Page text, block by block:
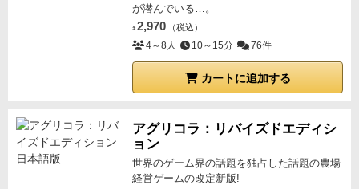
が潜んでいる…。
¥ 2,970 （税込）
4～8人 10～15分 76件
カートに追加する
アグリコラ：リバイズドエディシ
ョン
世界のゲーム界の話題を独占した話題の農場
経営ゲームの改定新版!